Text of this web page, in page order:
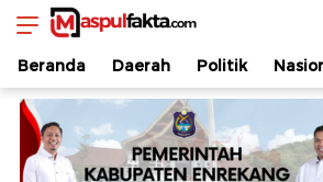
maspulfakta.com
Lokal Mendunia
Beranda Daerah Politik